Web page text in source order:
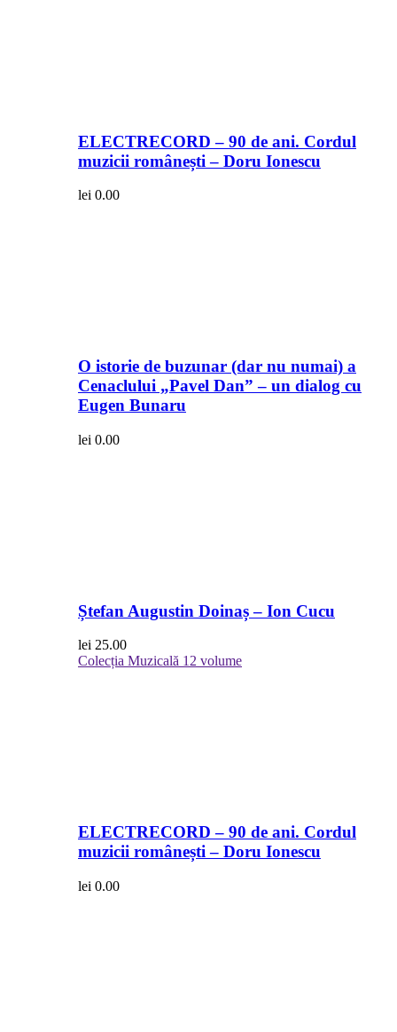
ELECTRECORD – 90 de ani. Cordul
muzicii românești – Doru Ionescu
lei 0.00
O istorie de buzunar (dar nu numai) a
Cenaclului „Pavel Dan” – un dialog cu
Eugen Bunaru
lei 0.00
Ștefan Augustin Doinaș – Ion Cucu
lei 25.00
Colecția Muzicală 12 volume
ELECTRECORD – 90 de ani. Cordul
muzicii românești – Doru Ionescu
lei 0.00